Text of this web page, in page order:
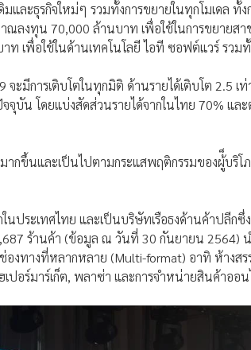
มและธุรกิจใหม่ๆ รวมทั้งการขยายในทุกโมเดล ทั้
ณลงทุน 70,000 ล้านบาท เพื่อใช้ในการขยายส
เพื่อใช้ในด้านเทคโนโลยี ไอที ซอฟต์แวร์ รวม
จะมีการเติบโตในทุกมิติ ด้านรายได้เติบโต 2.5 เ
จุบัน โดยแบ่งสัดส่วนรายได้จากในไทย 70% แล
ากขึ้นและเป็นไปตามกระแสพฤติกรรมของผู้็บริ
นประเทศไทย และเป็นบริษัทเรือธงด้านค้าปลีกซึ่
ร้านค้า (ข้อมูล ณ วันที่ 30 กันยายน 2564)
งทางที่หลากหลาย (Multi-format) อาทิ ห้างส
ฮเปอร์มาร์เก็ต, พลาซ่า และการจำหน่ายสินค้า